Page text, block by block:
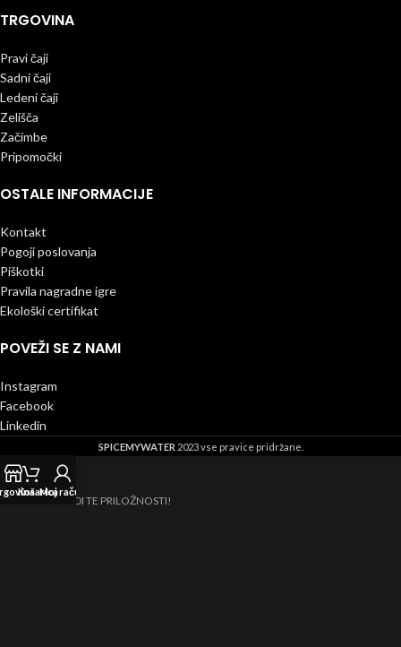
TRGOVINA
Pravi čaji
Sadni čaji
Ledeni čaji
Zelišča
Začimbe
Pripomočki
OSTALE INFORMACIJE
Kontakt
Pogoji poslovanja
Piškotki
Pravila nagradne igre
Ekološki certifikat
POVEŽI SE Z NAMI
Instagram
Facebook
Linkedin
SPICEMYWATER 2023 vse pravice pridržane.
NE ZAMUDI TE PRILOŽNOSTI!
KošaricaMoj račun